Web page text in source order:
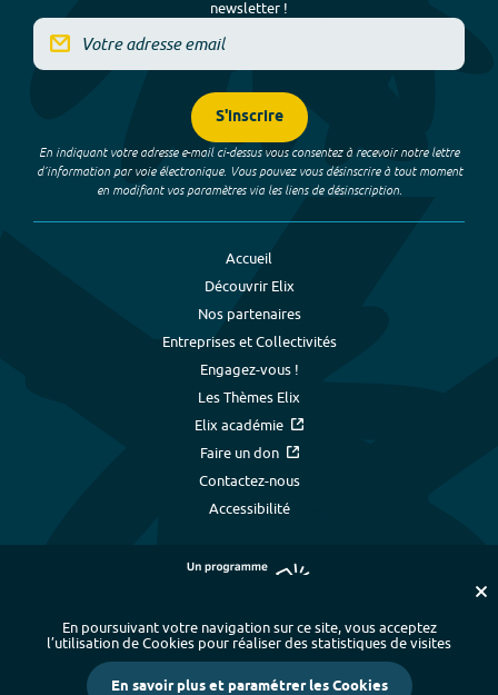
newsletter !
S'inscrire
En indiquant votre adresse e-mail ci-dessus vous consentez à recevoir notre lettre
d’information par voie électronique. Vous pouvez vous désinscrire à tout moment
en modifiant vos paramètres via les liens de désinscription.
Accueil
Découvrir Elix
Nos partenaires
Entreprises et Collectivités
Engagez-vous !
Les Thèmes Elix
Elix académie
Faire un don
Contactez-nous
Accessibilité
Plan du site - Index alphabétique
-
Mentions légales et données personnelles
- Paramétrer les cookies
En poursuivant votre navigation sur ce site, vous acceptez
l’utilisation de Cookies pour réaliser des statistiques de visites
En savoir plus et paramétrer les Cookies